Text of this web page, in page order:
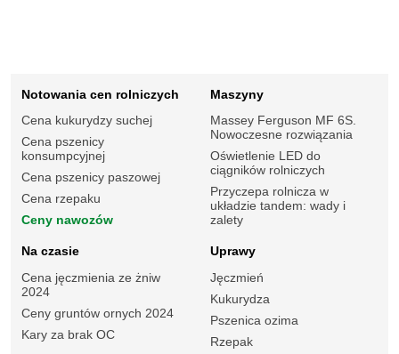
Notowania cen rolniczych
Cena kukurydzy suchej
Cena pszenicy
konsumpcyjnej
Cena pszenicy paszowej
Cena rzepaku
Ceny nawozów
Maszyny
Massey Ferguson MF 6S.
Nowoczesne rozwiązania
Oświetlenie LED do
ciągników rolniczych
Przyczepa rolnicza w
układzie tandem: wady i
zalety
Na czasie
Cena jęczmienia ze żniw
2024
Ceny gruntów ornych 2024
Kary za brak OC
Uprawy
Jęczmień
Kukurydza
Pszenica ozima
Rzepak